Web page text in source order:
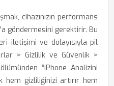
cihazınızın performans
göndermesini gerektirir. Bu
iletişimi ve dolayısıyla pil
> Gizlilik ve Güvenlik >
“iPhone Analizini
hem gizliliğinizi artırır hem